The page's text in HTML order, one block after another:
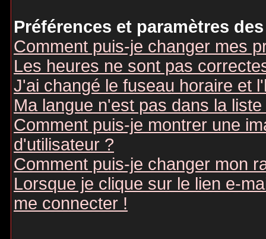
Préférences et paramètres
Comment puis-je changer mes
Les heures ne sont pas
J'ai changé le fuseau horaire et
Ma langue n'est pas dans la liste
Comment puis-je montrer une
d'utilisateur ?
Comment puis-je changer mon
Lorsque je clique sur le lien e-
me connecter !